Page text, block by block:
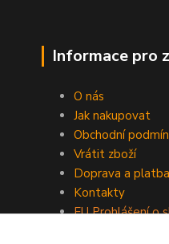
Informace pro
O nás
Jak nakupovat
Obchodní
Vrátit zboží
Doprava a platba
Kontakty
EU Prohlášení o